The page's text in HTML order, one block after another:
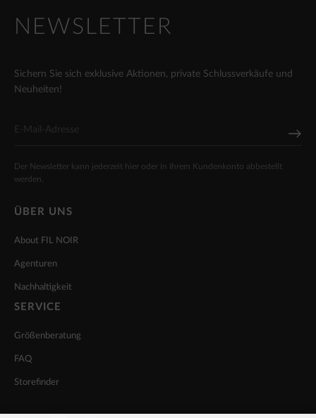
NEWSLETTER
Sichern Sie sich exklusive Aktionen, private Schlussverkäufe und
Neuheiten!
Der Newsletter kann jederzeit hier oder in Ihrem Kundenkonto abbestellt
werden.
ÜBER UNS
About FIL NOIR
Agenturen
Nachhaltigkeit
SERVICE
Größenberatung
FAQ
Storefinder